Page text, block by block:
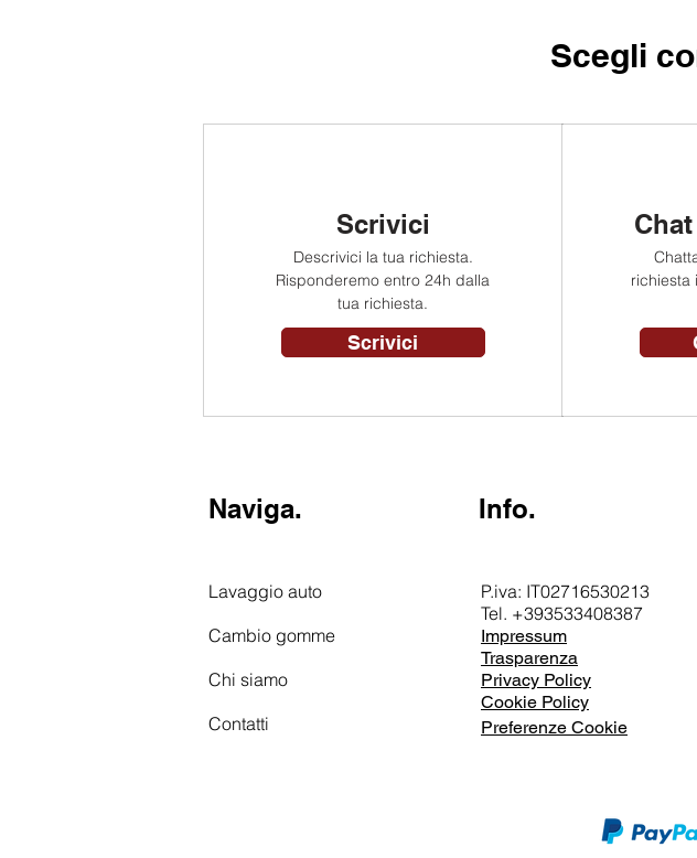
Scegli
Scrivici
Descrivici la tua richiesta.
Risponderemo entro 24h dalla
tua richiesta.
Scrivici
richiesta
Naviga. Info.
Lavaggio auto
Cambio gomme
Chi siamo
Contatti
P.iva: IT02716530213
Tel. +393533408387
Impressum
Trasparenza
Privacy Policy
Cookie Policy
Preferenze Cookie